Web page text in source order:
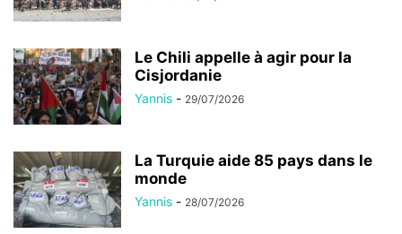
Le Chili appelle à agir pour la
Cisjordanie
Yannis - 29/07/2026
La Turquie aide 85 pays dans le
monde
Yannis - 28/07/2026